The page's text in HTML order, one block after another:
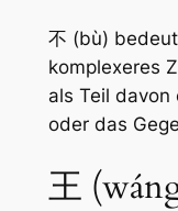
不 (bù)
komplexeres
als Teil
oder das
王